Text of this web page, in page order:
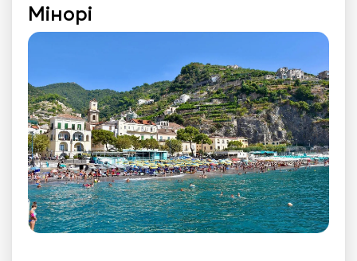
Мінорі